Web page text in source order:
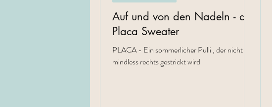
Auf und von den Nadeln - der
Placa Sweater
PLACA - Ein sommerlicher Pulli , der nicht nur
mindless rechts gestrickt wird